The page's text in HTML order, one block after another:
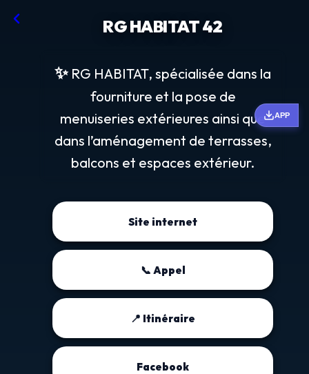
RG HABITAT 42
APP
✨RG HABITAT, spécialisée dans la
fourniture et la pose de
menuiseries extérieures ainsi que
dans l’aménagement de terrasses,
balcons et espaces extérieur.
Site internet
📞 Appel
📍 Itinéraire
Facebook